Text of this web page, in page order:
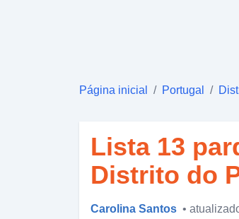
Página inicial / Portugal /
Lista 13
Distrito do
Carolina Santos •